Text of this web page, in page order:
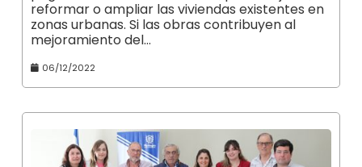
reformar o ampliar las viviendas existentes en
zonas urbanas. Si las obras contribuyen al
mejoramiento del…
06/12/2022